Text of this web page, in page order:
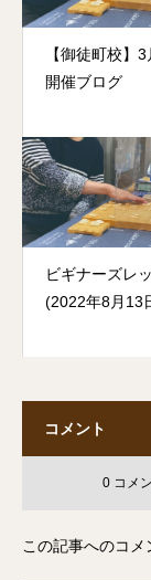
【御徒町校】3
開催ブログ
ビギナーズレ
(2022年8月13
コメント
0 コメ
この記事へのコメ